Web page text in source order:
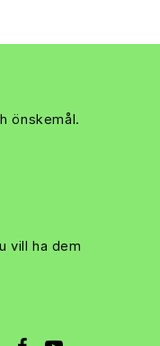
önskemål.
vill ha dem